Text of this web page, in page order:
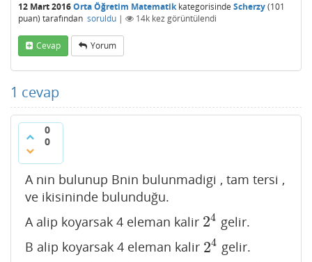
12 Mart 2016Orta Öğretim Matematikkategorisinde Scherzy(101
puan) tarafından soruldu | 14k kez görüntülendi
Cevap Yorum
1 cevap
0
0
A nin bulunup Bnin bulunmadigi , tam tersi ,
ve ikisininde bulunduğu.
A alip koyarsak 4 eleman kalir 24
24 gelir.
B alip koyarsak 4 eleman kalir 24
24 gelir.